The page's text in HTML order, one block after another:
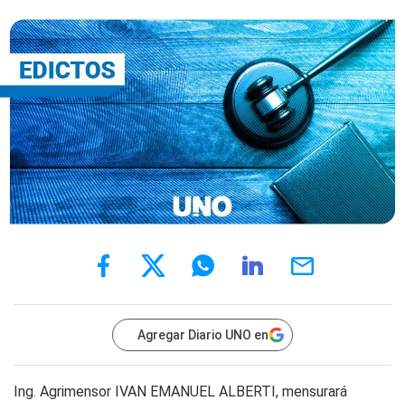
Agregar Diario UNO en
Ing. Agrimensor IVAN EMANUEL ALBERTI, mensurará